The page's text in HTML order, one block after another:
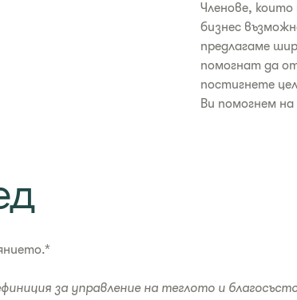
Членове,
бизнес
предлагаме
помогнат да
постигнете
Ви помогнем
за управление на теглото и